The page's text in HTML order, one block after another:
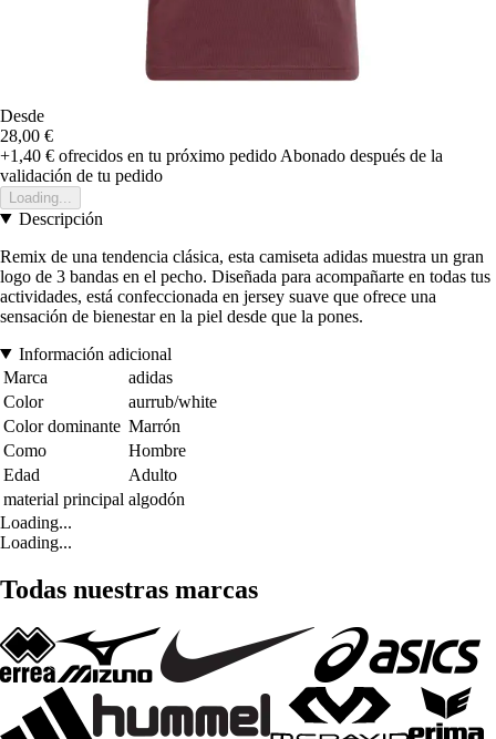
Desde
28,00 €
+1,40 € ofrecidos en tu próximo pedido Abonado después de la
validación de tu pedido
Loading...
Descripción
Remix de una tendencia clásica, esta camiseta adidas muestra un gran
logo de 3 bandas en el pecho. Diseñada para acompañarte en todas tus
actividades, está confeccionada en jersey suave que ofrece una
sensación de bienestar en la piel desde que la pones.
Información adicional
Marca
adidas
Color
aurrub/white
Color dominante Marrón
Como
Hombre
Edad
Adulto
material principal algodón
Loading...
Loading...
Todas nuestras marcas